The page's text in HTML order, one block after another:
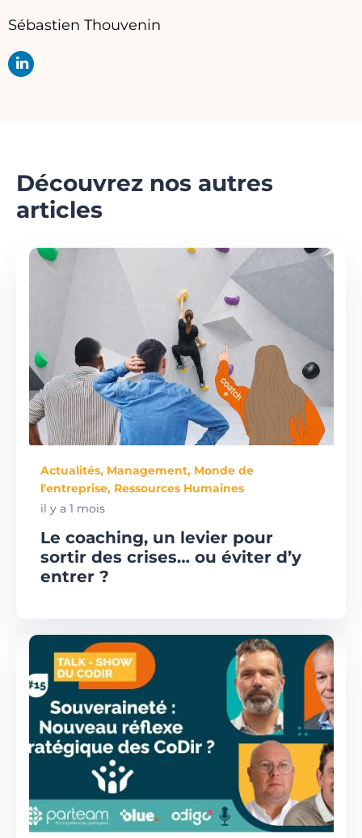
Sébastien Thouvenin
Découvrez nos autres
articles
Actualités, Management, Monde de
l'entreprise, Ressources Humaines
il y a 1 mois
Le coaching, un levier pour
sortir des crises… ou éviter d’y
entrer ?